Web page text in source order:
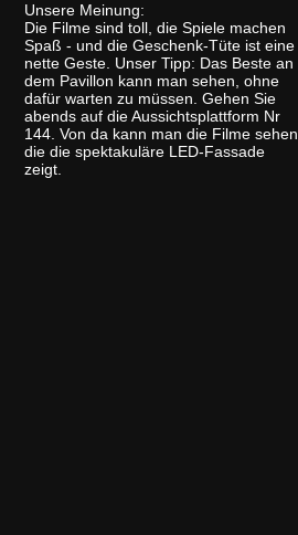
Unsere Meinung:
Die Filme sind toll, die Spiele machen
Spaß - und die Geschenk-Tüte ist eine
nette Geste. Unser Tipp: Das Beste an
dem Pavillon kann man sehen, ohne
dafür warten zu müssen. Gehen Sie
abends auf die Aussichtsplattform Nr
144. Von da kann man die Filme sehen,
die die spektakuläre LED-Fassade
zeigt.